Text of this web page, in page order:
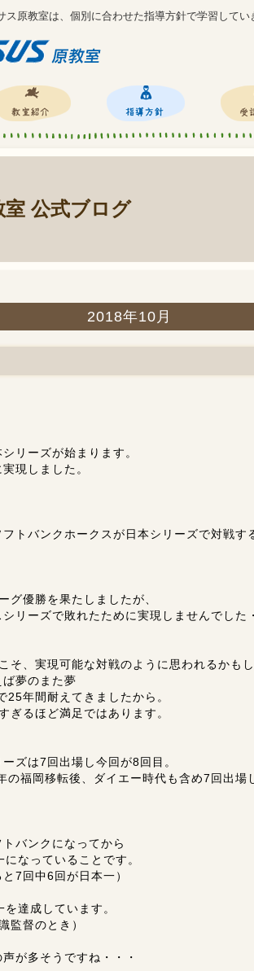
原教室は、個別に合わせた指導方針で学習してい
公式ブログ
2018年10月
リーズが始まります。
現しました。
トバンクホークスが日本シリーズで対戦す
グ優勝を果たしましたが、
リーズで敗れたために実現しませんでした
そ、実現可能な対戦のように思われるかもし
夢のまた夢
年間耐えてきましたから。
ぎるほど満足ではあります。
ズは7回出場し今回が8回目。
福岡移転後、ダイエー時代も含め7回出場
バンクになってから
なっていることです。
7回中6回が日本一）
達成しています。
監督のとき）
が多そうですね・・・